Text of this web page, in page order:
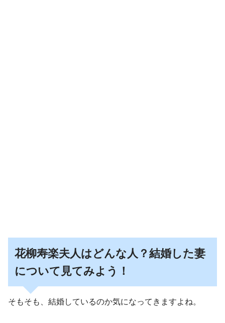
花柳寿楽夫人はどんな人？結婚した妻
について見てみよう！
そもそも、結婚しているのか気になってきますよね。